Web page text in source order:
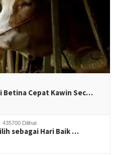
Betina Cepat Kawin Sec…
435700 Dilihat
sebagai Hari Baik …